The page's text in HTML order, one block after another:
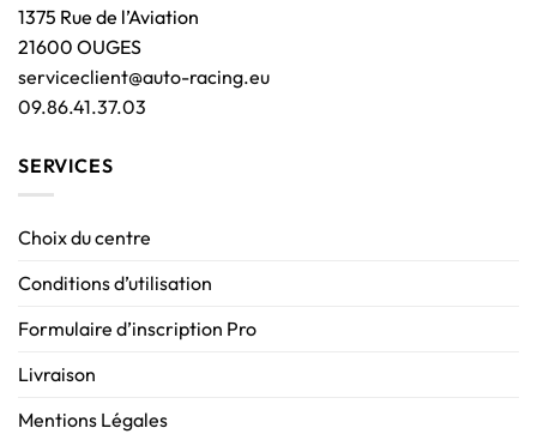
1375 Rue de l’Aviation
21600 OUGES
serviceclient@auto-racing.eu
09.86.41.37.03
SERVICES
Choix du centre
Conditions d’utilisation
Formulaire d’inscription Pro
Livraison
Mentions Légales